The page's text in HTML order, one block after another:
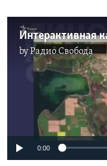
Интерактивная
byРадио Свобода
No media
0:00